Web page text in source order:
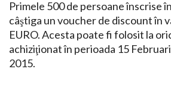
Primele 500 de persoane înscrise
câştiga un voucher de discount în
EURO. Acesta poate fi folosit la
achiziţionat în perioada 15
2015.